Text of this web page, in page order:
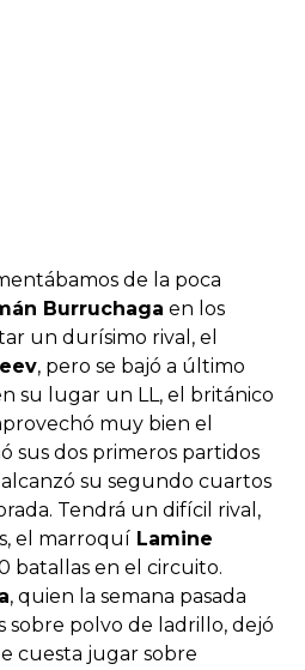
de la poca
Burruchaga en los
un durísimo rival, el
, pero se bajó a último
su lugar un LL, el británico
muy bien el
sus dos primeros partidos
su segundo cuartos
Tendrá un difícil rival,
el marroquí Lamine
batallas en el circuito.
, quien la semana pasada
sobre polvo de ladrillo, dejó
cuesta jugar sobre